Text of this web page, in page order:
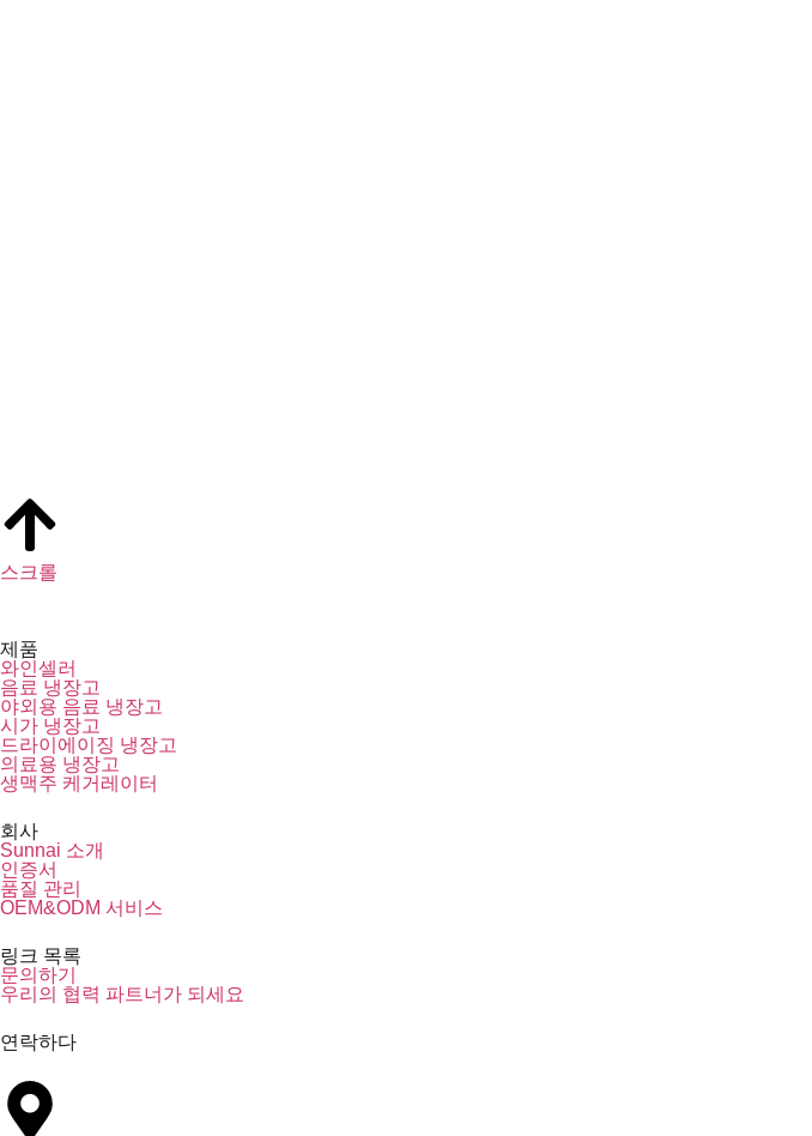
스크롤
제품
와인셀러
음료 냉장고
야외용 음료 냉장고
시가 냉장고
드라이에이징 냉장고
의료용 냉장고
생맥주 케거레이터
회사
Sunnai 소개
인증서
품질 관리
OEM&ODM 서비스
링크 목록
문의하기
우리의 협력 파트너가 되세요
연락하다